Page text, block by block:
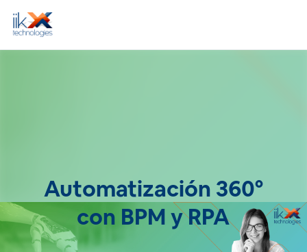
Automatización 360°
con BPM y RPA